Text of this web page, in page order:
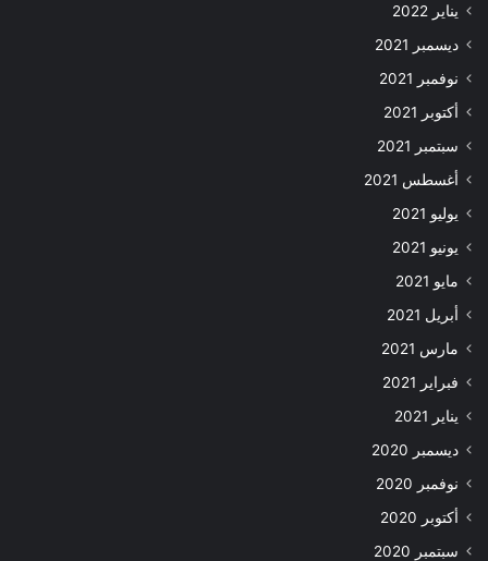
يناير 2022
ديسمبر 2021
نوفمبر 2021
أكتوبر 2021
سبتمبر 2021
أغسطس 2021
يوليو 2021
يونيو 2021
مايو 2021
أبريل 2021
مارس 2021
فبراير 2021
يناير 2021
ديسمبر 2020
نوفمبر 2020
أكتوبر 2020
سبتمبر 2020